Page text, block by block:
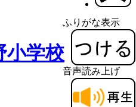
ふりがな表示
音声読み上げ
小学校